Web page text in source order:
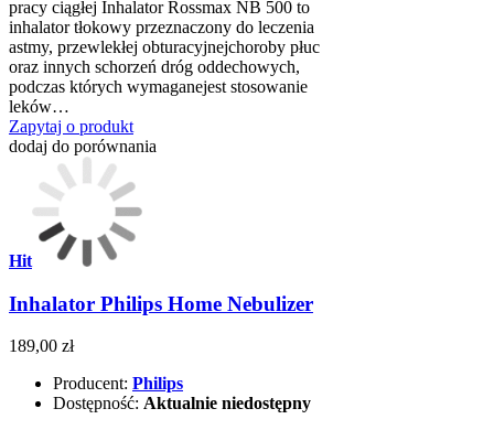
pracy ciągłej Inhalator Rossmax NB 500 to
inhalator tłokowy przeznaczony do leczenia
astmy, przewlekłej obturacyjnejchoroby płuc
oraz innych schorzeń dróg oddechowych,
podczas których wymaganejest stosowanie
leków…
Zapytaj o produkt
dodaj do porównania
Hit
Inhalator Philips Home Nebulizer
189,00 zł
Producent: Philips
Dostępność: Aktualnie niedostępny